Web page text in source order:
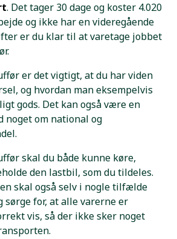
. Det tager 30 dage og koster 4.020
og ikke har en videregående
er du klar til at varetage jobbet
er det vigtigt, at du har viden
og hvordan man eksempelvis
gods. Det kan også være en
noget om national og
skal du både kunne køre,
den lastbil, som du tildeles.
skal også selv i nogle tilfælde
for, at alle varerne er
vis, så der ikke sker noget